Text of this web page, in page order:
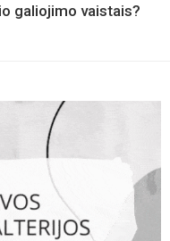
galiojimo vaistais?